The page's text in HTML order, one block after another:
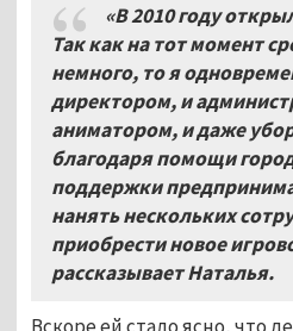
«В 2010 году
Так как на тот момент
немного, то я
директором, и
аниматором, и даже
благодаря помощи
поддержки
нанять нескольких
приобрести новое
рассказывает Наталья.
Вскоре ей стало ясно, что